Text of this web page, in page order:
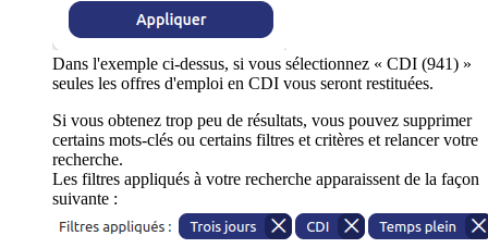
Dans l'exemple ci-dessus, si vous sélectionnez « CDI (941) »
seules les offres d'emploi en CDI vous seront restituées.
Si vous obtenez trop peu de résultats, vous pouvez supprimer
certains mots-clés ou certains filtres et critères et relancer votre
recherche.
Les filtres appliqués à votre recherche apparaissent de la façon
suivante :